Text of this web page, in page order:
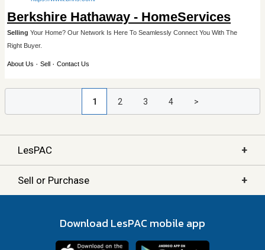
1 2 3 4 >
LesPAC +
Sell or Purchase +
Download LesPAC mobile app